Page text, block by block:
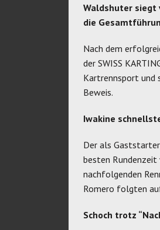
Waldshuter siegt
die
Nach dem
der SWISS
Kartrennsport und
Beweis.
Iwakine
Der als
besten Rundenzeit
nachfolgenden
Romero folgten
Schoch trotz